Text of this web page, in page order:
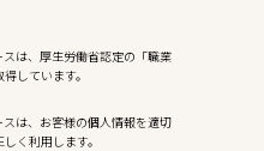
は、厚生労働省認定の「職業
しています。
は、お客様の個人情報を適切
く利用します。